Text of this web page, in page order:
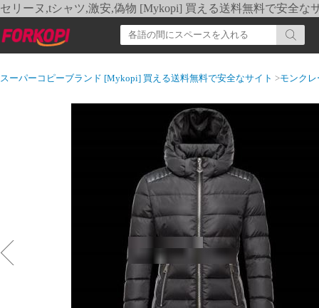
セリーヌ,tシャツ,激安,偽物 [Mykopi] 買える送料無料で安全な
スーパーコピーブランド [Mykopi] 買える送料無料で安全なサイト >モンク